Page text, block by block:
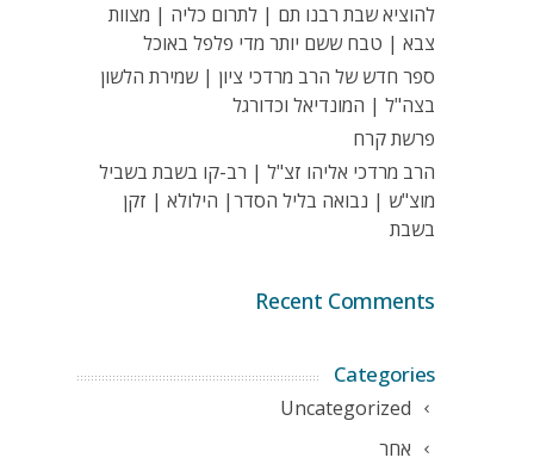
להוציא שבת רבנו תם | לתרום כליה | מצוות
צבא | טבח ששם יותר מדי פלפל באוכל
ספר חדש של הרב מרדכי ציון | שמירת הלשון
בצה"ל | המונדיאל וכדורגל
פרשת קרח
הרב מרדכי אליהו זצ"ל | רב-קו בשבת בשביל
מוצ"ש | נבואה בליל הסדר| הילולא | זקן
בשבת
Recent Comments
Categories
Uncategorized
אחר